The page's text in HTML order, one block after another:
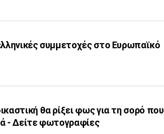
συμμετοχές στο Ευρωπαϊκό
θα ρίξει φως για τη σορό που
- Δείτε φωτογραφίες